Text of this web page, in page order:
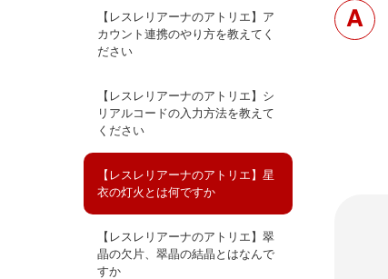
【レスレリアーナのアトリエ】ア
カウント連携のやり方を教えてく
ださい
【レスレリアーナのアトリエ】シ
リアルコードの入力方法を教えて
ください
【レスレリアーナのアトリエ】星
衣の灯火とは何ですか
【レスレリアーナのアトリエ】翠
晶の欠片、翠晶の結晶とはなんで
すか